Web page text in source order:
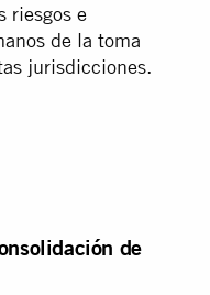
riesgos e
de la toma
jurisdicciones.
de